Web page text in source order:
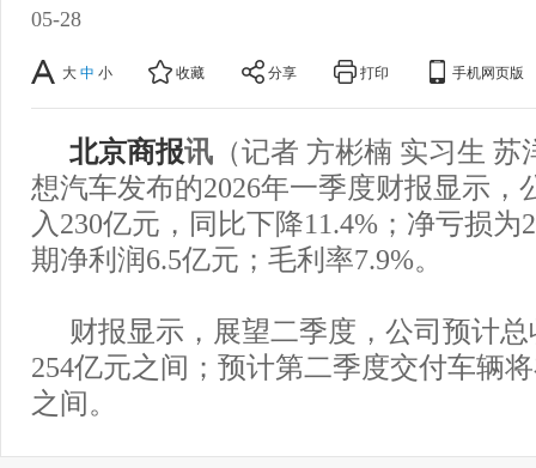
05-28
大 中 小 收藏 分享 打印 手机网页版
北京商报讯 （记者 方彬楠 实习生 苏
想汽车发布的2026年一季度财报显示，
入230亿元，同比下降11.4%；净亏损为
期净利润6.5亿元；毛利率7.9%。
财报显示，展望二季度，公司预计
254亿元之间；预计第二季度交付车辆
之间。